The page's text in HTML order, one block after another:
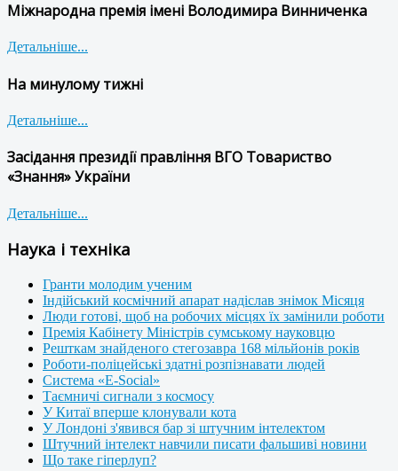
Міжнародна премія імені Володимира Винниченка
Детальніше...
На минулому тижні
Детальніше...
Засідання президії правління ВГО Товариство
«Знання» України
Детальніше...
Наука і техніка
Гранти молодим ученим
Індійський космічний апарат надіслав знімок Місяця
Люди готові, щоб на робочих місцях їх замінили роботи
Премія Кабінету Міністрів сумському науковцю
Решткам знайденого стегозавра 168 мільйонів років
Роботи-поліцейські здатні розпізнавати людей
Система «E-Social»
Таємничі сигнали з космосу
У Китаї вперше клонували кота
У Лондоні з'явився бар зі штучним інтелектом
Штучний інтелект навчили писати фальшиві новини
Що таке гіперлуп?